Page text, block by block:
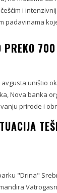
i
padavinama
PREKO
uništio
Nova banka
prirode i
"Drina"